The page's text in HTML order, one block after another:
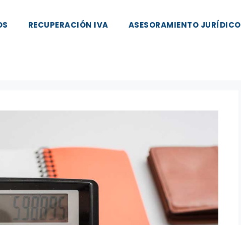
RECUPERACIÓN IVA ASESORAMIENTO JURÍDICO